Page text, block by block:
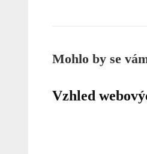
Mohlo by se
Vzhled